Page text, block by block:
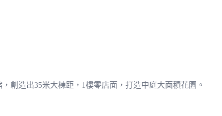
創造出35米大棟距，1樓零店面，打造中庭大面積花園。